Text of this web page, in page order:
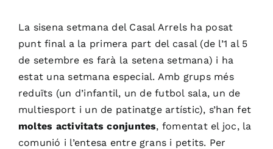
La sisena setmana del Casal Arrels ha posat
punt final a la primera part del casal (de l’1 al 5
de setembre es farà la setena setmana) i ha
estat una setmana especial. Amb grups més
reduïts (un d’infantil, un de futbol sala, un de
multiesport i un de patinatge artístic), s’han fet
moltes activitats conjuntes, fomentat el joc, la
comunió i l’entesa entre grans i petits. Per